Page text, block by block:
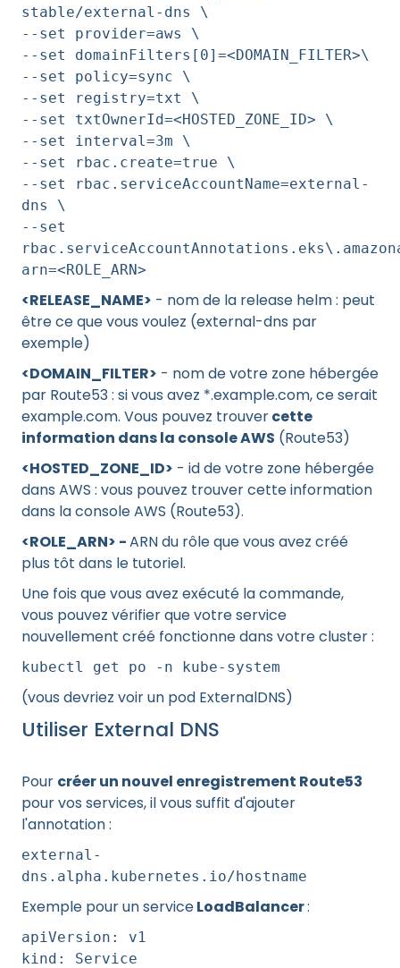
stable/external-dns \
--set provider=aws \
--set domainFilters[0]=<DOMAIN_FILTER>\
--set policy=sync \
--set registry=txt \
--set txtOwnerId=<HOSTED_ZONE_ID> \
--set interval=3m \
--set rbac.create=true \
--set rbac.serviceAccountName=external-
dns \
--set
arn=<ROLE_ARN>
<RELEASE_NAME> - nom de la release helm : peut
être ce que vous voulez (external-dns par
exemple)
<DOMAIN_FILTER> - nom de votre zone hébergée
par Route53 : si vous avez *.example.com, ce serait
example.com. Vous pouvez trouvercette
information dans la console AWS (Route53)
<HOSTED_ZONE_ID> - id de votre zone hébergée
dans AWS : vous pouvez trouver cette information
dans la console AWS (Route53).
<ROLE_ARN> -ARN du rôle que vous avez créé
plus tôt dans le tutoriel.
Une fois que vous avez exécuté la commande,
vous pouvez vérifier que votre service
nouvellement créé fonctionne dans votre cluster :
kubectl get po -n kube-system
(vous devriez voir un pod ExternalDNS)
Utiliser External DNS
Pour créer un nouvel enregistrement Route53
pour vos services, il vous suffit d'ajouter
l'annotation :
external-
dns.alpha.kubernetes.io/hostname
Exemple pour un serviceLoadBalancer:
apiVersion: v1
kind: Service